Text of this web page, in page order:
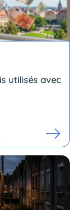
utilisés avec